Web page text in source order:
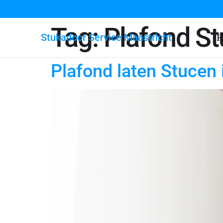
Stukadoor Service Maastricht
Tag:Plafond
Plafond laten